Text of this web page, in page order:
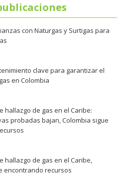
con Naturgas y Surtigas para
clave para garantizar el
en Colombia
hallazgo de gas en el Caribe:
probadas bajan, Colombia sigue
hallazgo de gas en el Caribe,
encontrando recursos